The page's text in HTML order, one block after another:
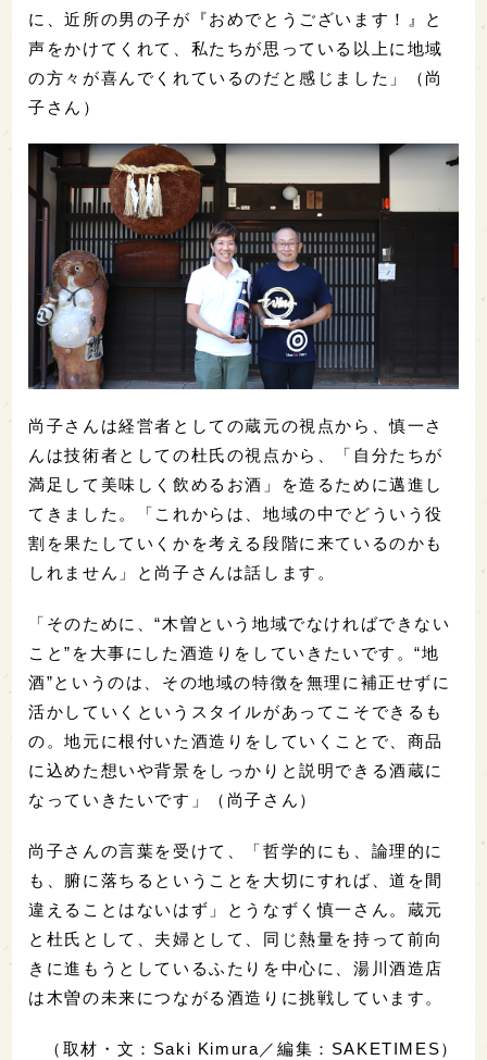
に、近所の男の子が『おめでとうございます！』と
声をかけてくれて、私たちが思っている以上に地域
の方々が喜んでくれているのだと感じました」（尚
子さん）
尚子さんは経営者としての蔵元の視点から、慎一さ
んは技術者としての杜氏の視点から、「自分たちが
満足して美味しく飲めるお酒」を造るために邁進し
てきました。「これからは、地域の中でどういう役
割を果たしていくかを考える段階に来ているのかも
しれません」と尚子さんは話します。
「そのために、“木曽という地域でなければできない
こと”を大事にした酒造りをしていきたいです。“地
酒”というのは、その地域の特徴を無理に補正せずに
活かしていく というスタイルがあってこそできるも
の。地元に根付いた酒造りをしていくことで、商品
に込めた想いや背景をしっかりと説明できる酒蔵に
なっていきたいです」（尚子さん）
尚子さんの言葉を受けて、「哲学的にも、論理的に
も、腑に落ちるということを大切にすれば、道を間
違えることはないはず」とうなずく慎一さん。蔵元
と杜氏として、夫婦として、同じ熱量を持って前向
きに進もうとしているふたりを中心に、湯川酒造店
は木曽の未来につながる酒造りに挑戦しています。
（取材・文：Saki Kimura／編集：SAKETIMES）